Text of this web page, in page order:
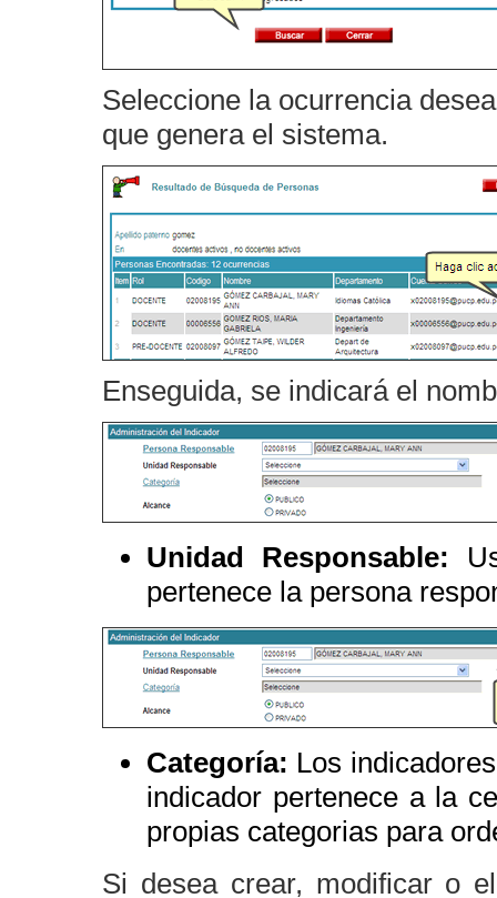
Seleccione la ocurrencia
que genera el sistema.
Enseguida, se indicará el
Unidad Responsable:
pertenece la persona
Categoría: Los
indicador pertenece a la
propias categorias para
Si desea crear, modificar o